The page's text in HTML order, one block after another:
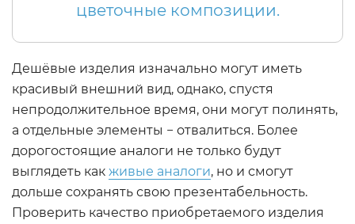
цветочные композиции.
Дешёвые изделия изначально могут иметь
красивый внешний вид, однако, спустя
непродолжительное время, они могут полинять,
а отдельные элементы − отвалиться. Более
дорогостоящие аналоги не только будут
выглядеть как живые аналоги, но и смогут
дольше сохранять свою презентабельность.
Проверить качество приобретаемого изделия